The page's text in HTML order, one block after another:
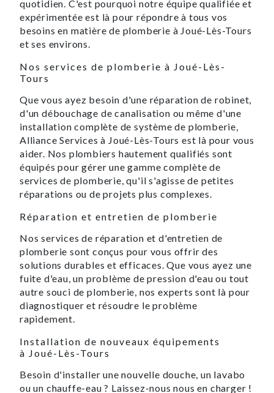
quotidien. C'est pourquoi notre équipe qualifiée et
expérimentée est là pour répondre à tous vos
besoins en matière de plomberie à Joué-Lès-Tours
et ses environs.
Nos services de plomberie à Joué-Lès-
Tours
Que vous ayez besoin d'une réparation de robinet,
d'un débouchage de canalisation ou même d'une
installation complète de système de plomberie,
Alliance Services à Joué-Lès-Tours est là pour vous
aider. Nos plombiers hautement qualifiés sont
équipés pour gérer une gamme complète de
services de plomberie, qu'il s'agisse de petites
réparations ou de projets plus complexes.
Réparation et entretien de plomberie
Nos services de réparation et d'entretien de
plomberie sont conçus pour vous offrir des
solutions durables et efficaces. Que vous ayez une
fuite d'eau, un problème de pression d'eau ou tout
autre souci de plomberie, nos experts sont là pour
diagnostiquer et résoudre le problème
rapidement.
Installation de nouveaux équipements
à Joué-Lès-Tours
Besoin d'installer une nouvelle douche, un lavabo
ou un chauffe-eau ? Laissez-nous nous en charger !